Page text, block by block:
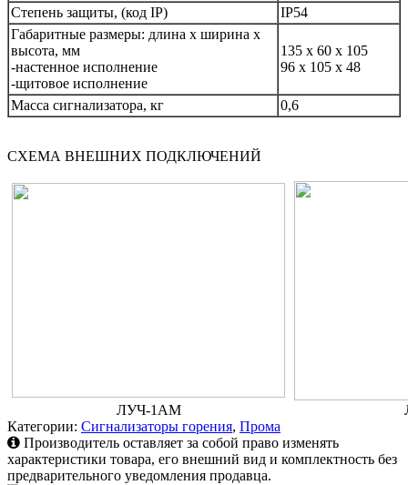
Степень защиты, (код IP)
IP54
Габаритные размеры: длина х ширина х
высота, мм
-настенное исполнение
-щитовое исполнение
135 х 60 х 105
96 х 105 х 48
Масса сигнализатора, кг 0,6
СХЕМА ВНЕШНИХ ПОДКЛЮЧЕНИЙ
ЛУЧ-1АМ
Категории: Сигнализаторы горения, Прома
Производитель оставляет за собой право изменять
характеристики товара, его внешний вид и комплектность без
предварительного уведомления продавца.